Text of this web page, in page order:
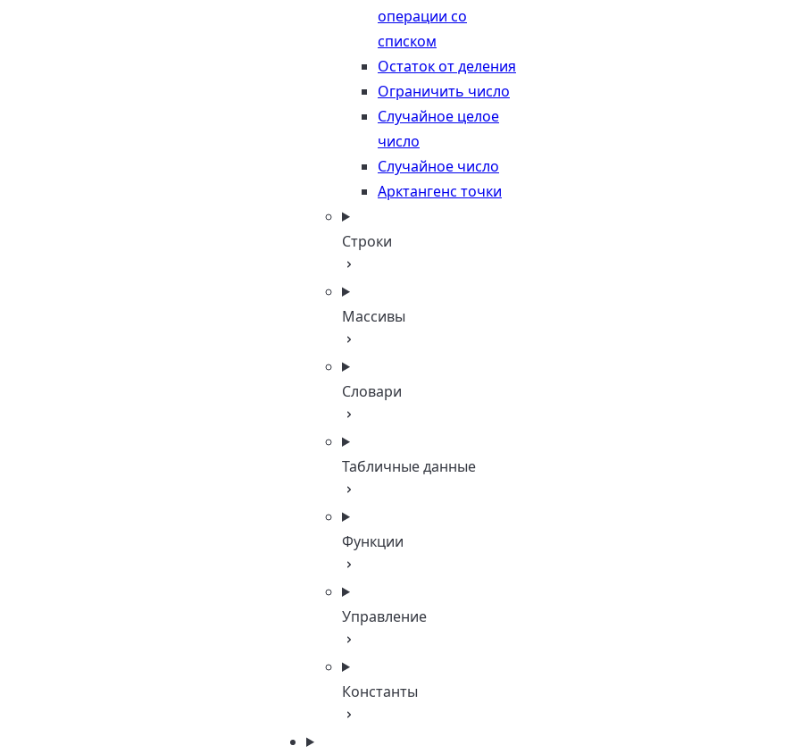
операции со
списком
Остаток от деления
Ограничить число
Случайное целое
число
Случайное число
Арктангенс точки
Строки
Массивы
Словари
Табличные данные
Функции
Управление
Константы